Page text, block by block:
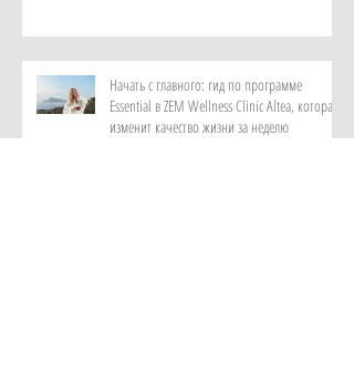
Начать с главного: гид по программе
Essential в ZEM Wellness Clinic Altea, которая
изменит качество жизни за неделю